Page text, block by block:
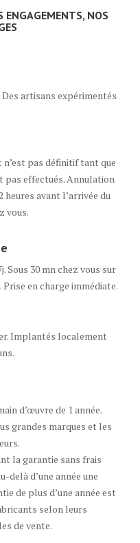
ENGAGEMENTS, NOS
Des artisans expérimentés
pas définitif tant que
pas effectués. Annulation
heures avant l’arrivée du
vous.
Sous 30 mn chez vous sur
en charge immédiate.
Implantés localement
d’œuvre de 1 année.
grandes marques et les
la garantie sans frais
delà d’une année une
de plus d’une année est
selon leurs
de vente.